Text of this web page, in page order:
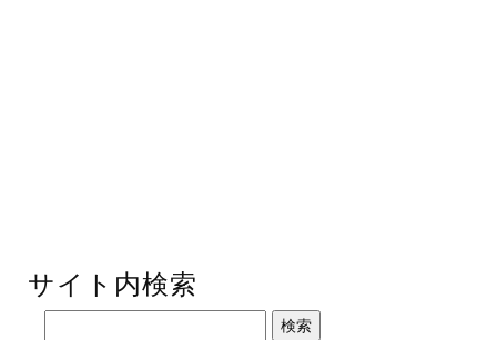
サイト内検索